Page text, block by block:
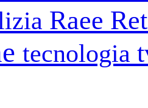
Raee
tecnologia